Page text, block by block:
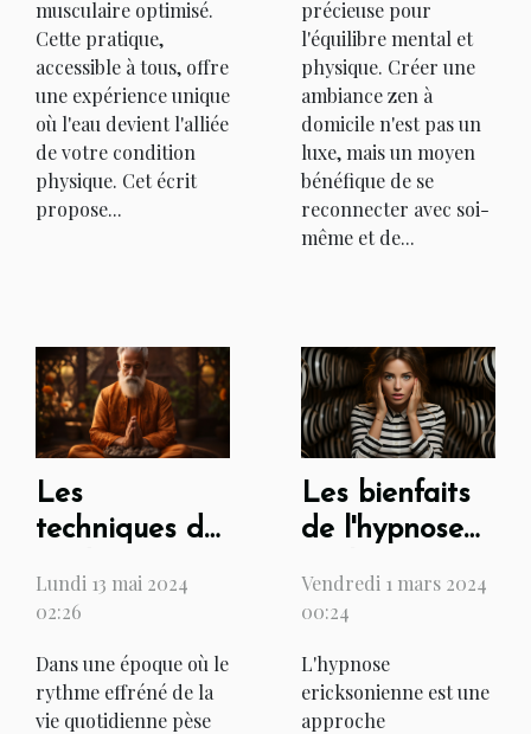
musculaire optimisé.
Cette pratique,
accessible à tous, offre
une expérience unique
où l'eau devient l'alliée
de votre condition
physique. Cet écrit
propose...
précieuse pour
l'équilibre mental et
physique. Créer une
ambiance zen à
domicile n'est pas un
luxe, mais un moyen
bénéfique de se
reconnecter avec soi-
même et de...
Les
techniques de
pour réduire
quotidien
Lundi 13 mai 2024
02:26
Dans une époque où le
rythme effréné de la
vie quotidienne pèse
Les bienfaits
de l'hypnose
pour la
stress
Vendredi 1 mars 2024
00:24
L'hypnose
ericksonienne est une
approche